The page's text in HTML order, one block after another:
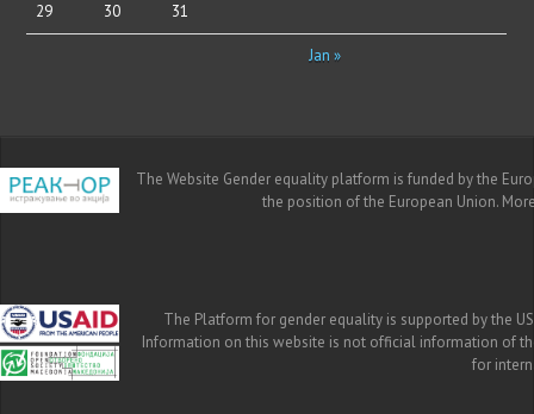
Jan »
29 30 31
The Website Gender equality platform is funded by the
the position of the European Union.
The Platform for gender equality is supported by the
Information on this website is not official information of
for